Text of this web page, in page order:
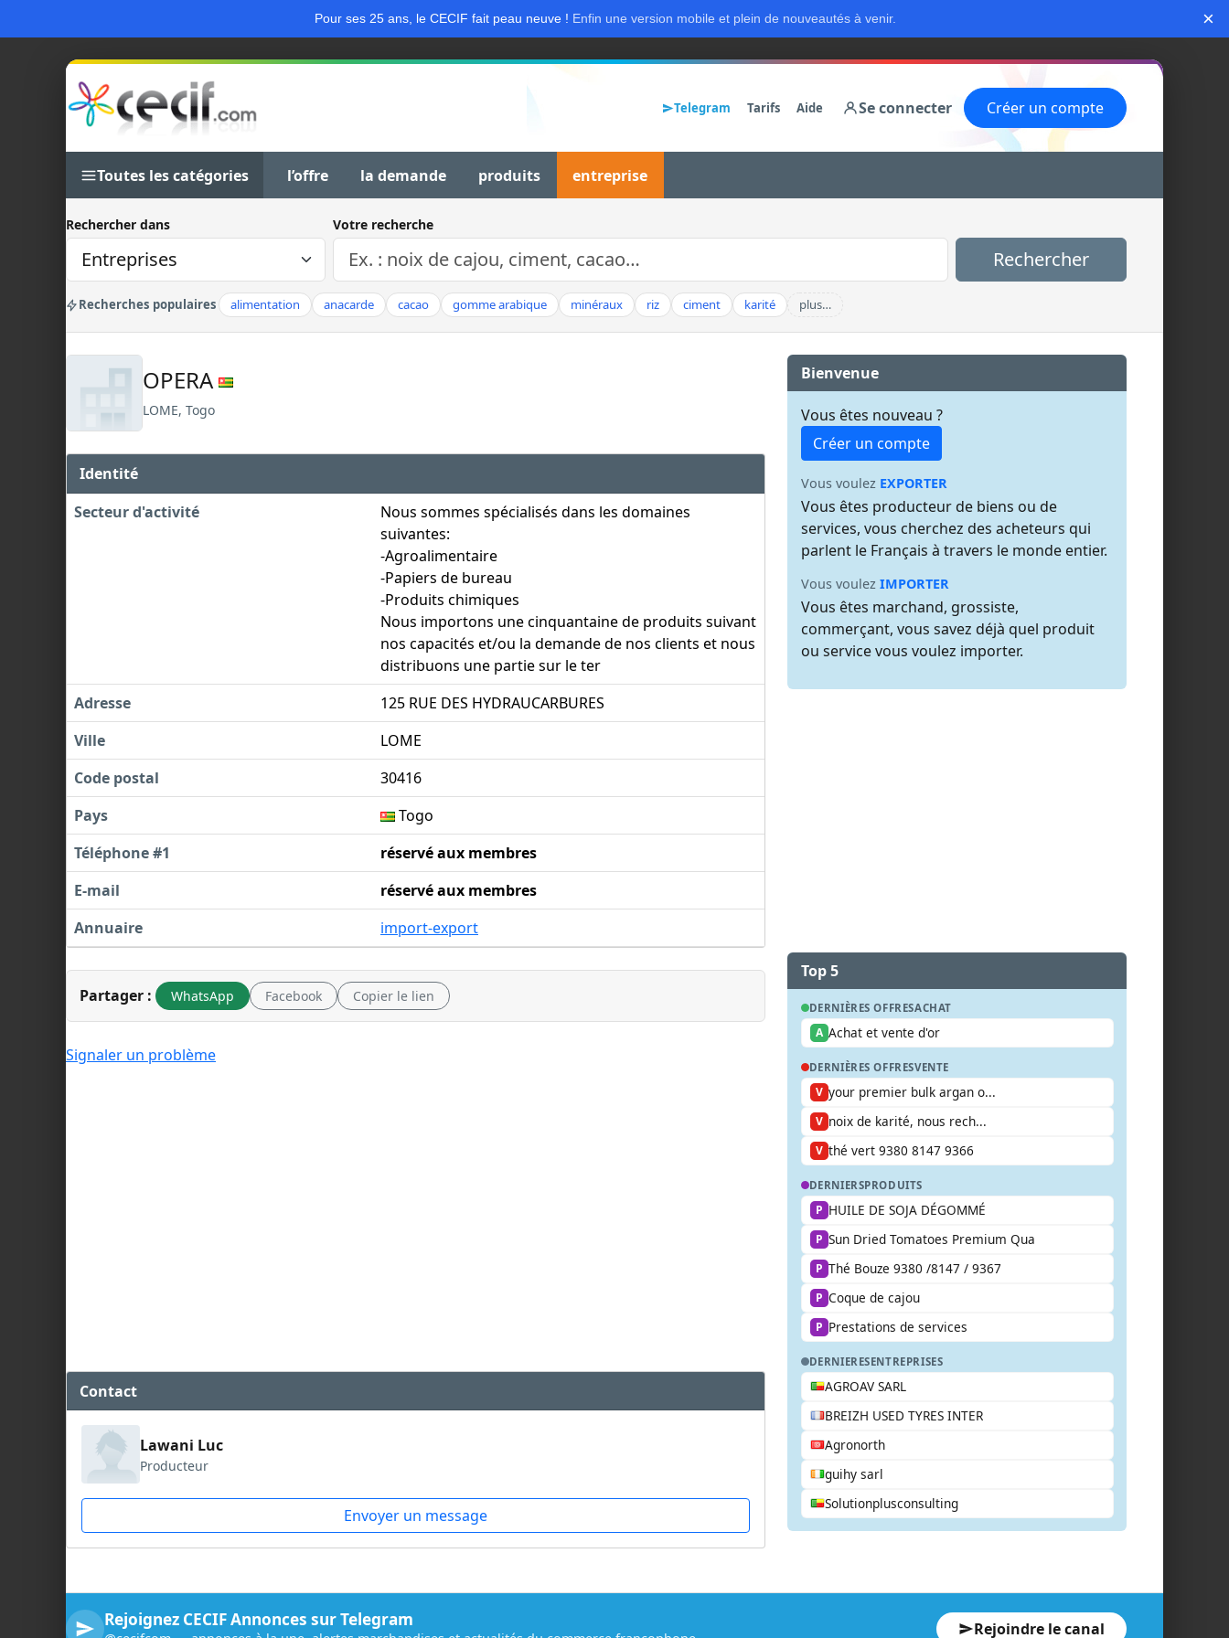
Pour ses 25 ans, le CECIF fait peau neuve ! Enfin une version mobile et plein de nouveautés à venir. ×
Telegram Tarifs Aide Se connecter Créer un compte
Toutes les catégories l’offre la demande produits entreprise
Rechercher dans Votre recherche
Rechercher
Recherches populaires alimentation anacarde cacao gomme arabique minéraux riz ciment karité plus…
OPERA
LOME, Togo
Identité
Secteur d'activité
Nous sommes spécialisés dans les domaines
suivantes:
-Agroalimentaire
-Papiers de bureau
-Produits chimiques
Nous importons une cinquantaine de produits suivant
nos capacités et/ou la demande de nos clients et nous
distribuons une partie sur le ter
Adresse
125 RUE DES HYDRAUCARBURES
Ville
LOME
Code postal
30416
Pays
Togo
Téléphone #1
réservé aux membres
E-mail
réservé aux membres
Annuaire
import-export
Partager : WhatsApp Facebook Copier le lien
Signaler un problème
Contact
Lawani Luc
Producteur
Envoyer un message
Bienvenue
Vous êtes nouveau ?
Créer un compte
Vous voulez EXPORTER
Vous êtes producteur de biens ou de
services, vous cherchez des acheteurs qui
parlent le Français à travers le monde entier.
Vous voulez IMPORTER
Vous êtes marchand, grossiste,
commerçant, vous savez déjà quel produit
ou service vous voulez importer.
Top 5
DERNIÈRES OFFRESACHAT
A Achat et vente d'or
DERNIÈRES OFFRESVENTE
V your premier bulk argan o...
V noix de karité, nous rech...
V thé vert 9380 8147 9366
DERNIERSPRODUITS
P HUILE DE SOJA DÉGOMMÉ
P Sun Dried Tomatoes Premium Qua
P Thé Bouze 9380 /8147 / 9367
P Coque de cajou
P Prestations de services
DERNIERESENTREPRISES
AGROAV SARL
BREIZH USED TYRES INTER
Agronorth
guihy sarl
Solutionplusconsulting
Rejoignez CECIF Annonces sur Telegram Rejoindre le canal